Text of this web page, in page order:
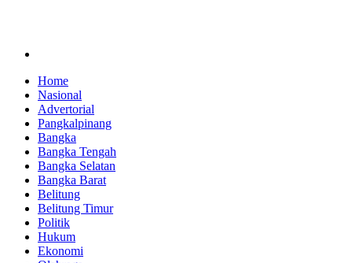
Home
Nasional
Advertorial
Pangkalpinang
Bangka
Bangka Tengah
Bangka Selatan
Bangka Barat
Belitung
Belitung Timur
Politik
Hukum
Ekonomi